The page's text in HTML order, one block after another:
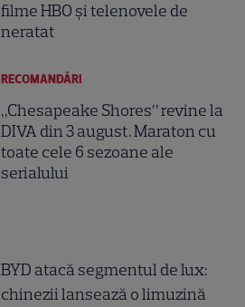
filme HBO și telenovele de
neratat
RECOMANDĂRI
„Chesapeake Shores” revine la
DIVA din 3 august. Maraton cu
toate cele 6 sezoane ale
serialului
BYD atacă segmentul de lux:
chinezii lansează o limuzină